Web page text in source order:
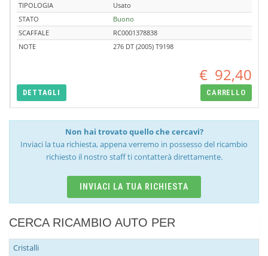
TIPOLOGIA
Usato
STATO
Buono
SCAFFALE
RC0001378838
NOTE
276 DT (2005) T9198
€ 92,40
DETTAGLI CARRELLO
Non hai trovato quello che cercavi?
Inviaci la tua richiesta, appena verremo in possesso del ricambio
richiesto il nostro staff ti contatterà direttamente.
INVIACI LA TUA RICHIESTA
CERCA RICAMBIO AUTO PER
Cristalli